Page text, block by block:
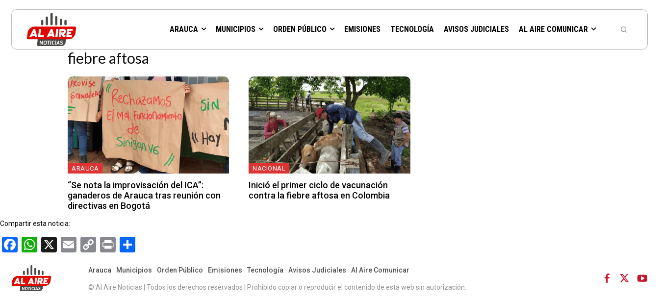
ARAUCA MUNICIPIOS ORDEN PÚBLICO EMISIONES TECNOLOGÍA AVISOS JUDICIALES AL AIRE COMUNICAR
fiebre aftosa
ARAUCA
“Se nota la improvisación del ICA”:
ganaderos de Arauca tras reunión con
directivas en Bogotá
NACIONAL
Inició el primer ciclo de vacunación
contra la fiebre aftosa en Colombia
Compartir esta noticia:
Facebook
WhatsApp
X EmailCopy
Print
Arauca Municipios Orden Público Emisiones Tecnología Avisos Judiciales Al Aire Comunicar
© Al Aire Noticias | Todos los derechos reservados | Prohibido copiar o reproducir el contenido de esta web sin autorización.